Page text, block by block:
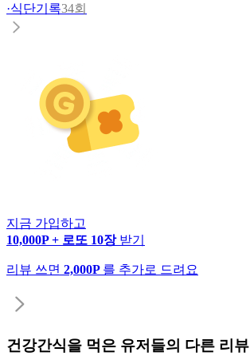
·식단기록34회
지금 가입하고
10,000P + 로또 10장 받기
리뷰 쓰면 2,000P 를 추가로 드려요
건강간식을 먹은 유저들의 다른 리뷰